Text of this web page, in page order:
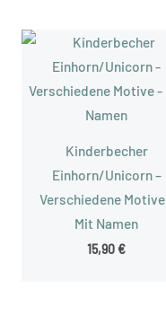
Kinderbecher
Einhorn/Unicorn –
Verschiedene Motive
Mit Namen
15,90 €